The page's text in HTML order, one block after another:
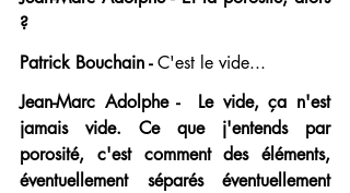
?
Patrick Bouchain - C'est le vide...
Jean-Marc Adolphe -  Le vide, ça n'est
jamais vide. Ce que j'entends par
porosité, c'est comment des éléments,
éventuellement séparés éventuellement